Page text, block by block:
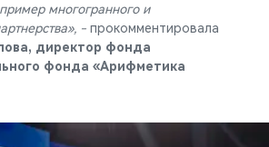
многогранного и
- прокомментировала
директор фонда
фонда «Арифметика